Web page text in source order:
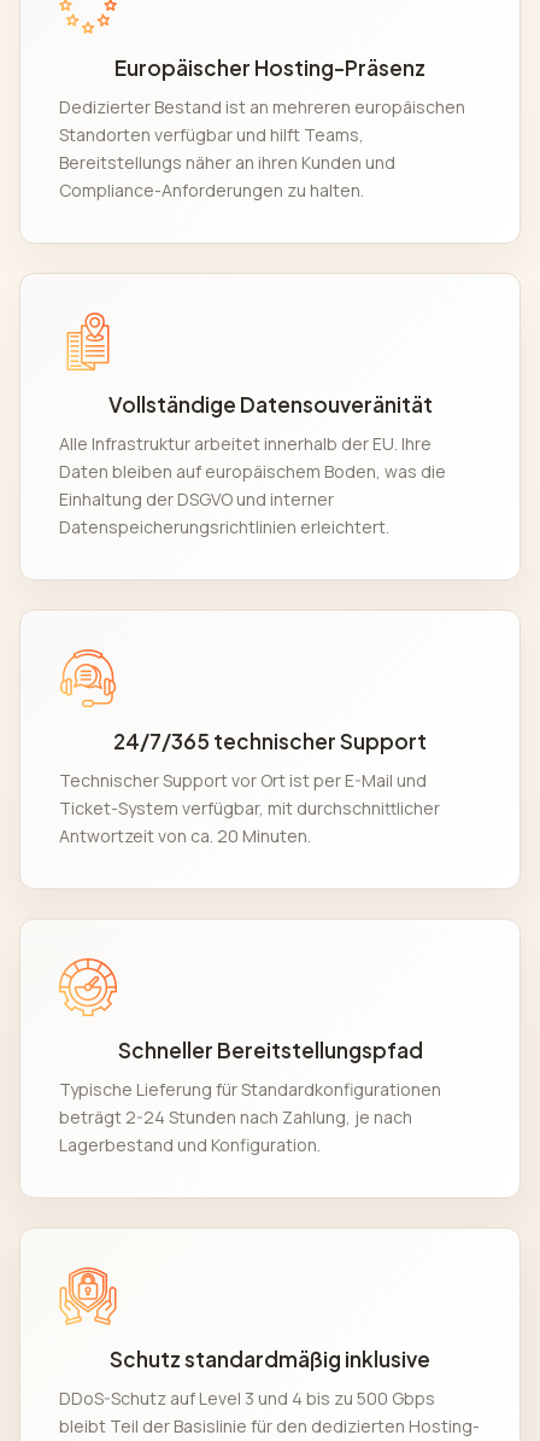
Europäischer Hosting-Präsenz
Dedizierter Bestand ist an mehreren europäischen
Standorten verfügbar und hilft Teams,
Bereitstellungs näher an ihren Kunden und
Compliance-Anforderungen zu halten.
Vollständige Datensouveränität
Alle Infrastruktur arbeitet innerhalb der EU. Ihre
Daten bleiben auf europäischem Boden, was die
Einhaltung der DSGVO und interner
Datenspeicherungsrichtlinien erleichtert.
24/7/365 technischer Support
Technischer Support vor Ort ist per E-Mail und
Ticket-System verfügbar, mit durchschnittlicher
Antwortzeit von ca. 20 Minuten.
Schneller Bereitstellungspfad
Typische Lieferung für Standardkonfigurationen
beträgt 2-24 Stunden nach Zahlung, je nach
Lagerbestand und Konfiguration.
Schutz standardmäßig inklusive
DDoS-Schutz auf Level 3 und 4 bis zu 500 Gbps
bleibt Teil der Basislinie für den dedizierten Hosting-